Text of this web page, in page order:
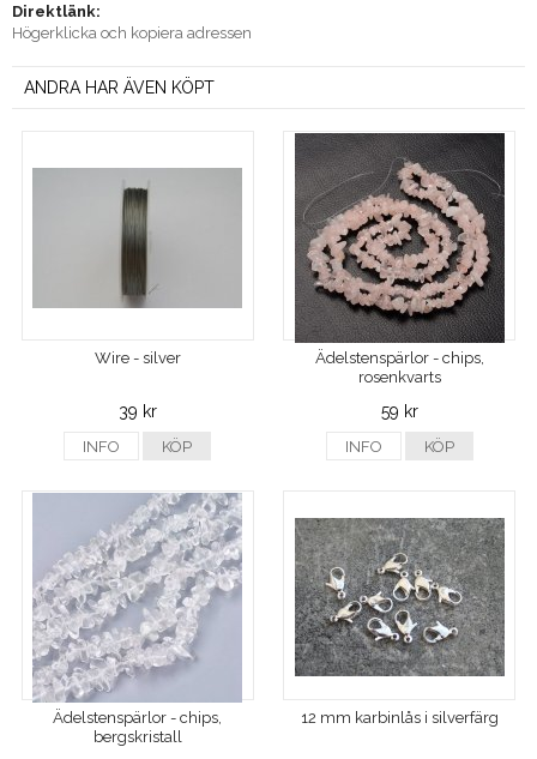
Direktlänk:
Högerklicka och kopiera adressen
ANDRA HAR ÄVEN KÖPT
Wire - silver
39 kr
INFO KÖP
Ädelstenspärlor - chips,
rosenkvarts
59 kr
INFO KÖP
Ädelstenspärlor - chips,
bergskristall
12 mm karbinlås i silverfärg